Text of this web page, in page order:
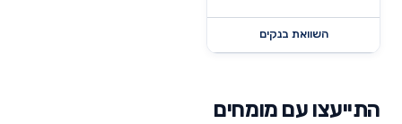
השוואת בנקים
התייעצו עם מומחים